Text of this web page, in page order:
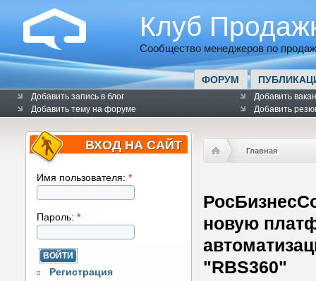
Клуб
Сообщество менеджеров по
ФОРУМ
Добавить запись в блог
Добавить тему на форуме
Добавить
Добавить
ВХОД НА САЙТ
Имя пользователя: *
Пароль: *
Регистрация
Главная
новую
"RBS360"